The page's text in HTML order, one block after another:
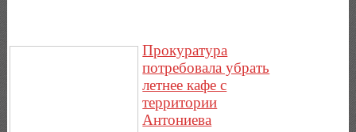
Прокуратура
потребовала убрать
летнее кафе с
территории
Антониева